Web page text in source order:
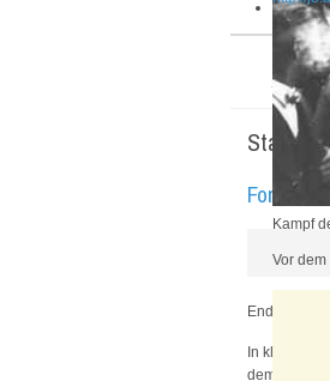
Kampf
Vor
Startseite
Ende
In kleiner,
dem